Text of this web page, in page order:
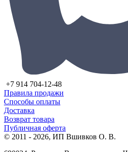
+7 914 704-12-48
Правила продажи
Способы оплаты
Доставка
Возврат товара
Публичная оферта
© 2011 - 2026, ИП Вшивков О. В.